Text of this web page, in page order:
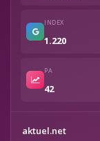
INDEX
1.220
PA
42
aktuel.net